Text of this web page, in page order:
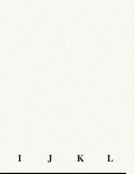
I J K L